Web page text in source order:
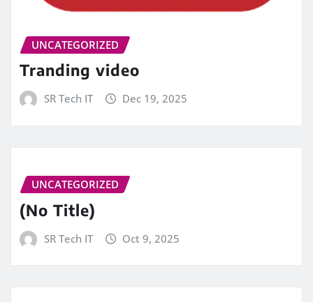
UNCATEGORIZED
Tranding video
SR Tech IT Dec 19, 2025
UNCATEGORIZED
(No Title)
SR Tech IT Oct 9, 2025